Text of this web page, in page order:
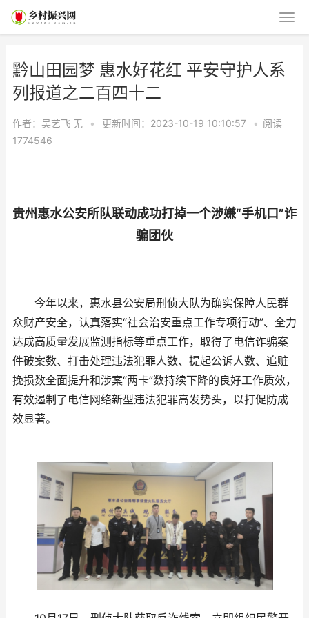
​​​​​​​黔山田园梦 惠水好花红 平安守护人系
列报道之二百四十二
作者：吴艺飞 无 • 更新时间：2023-10-19 10:10:57 • 阅读
1774546
贵州惠水公安所队联动成功打掉一个涉嫌“手机口”诈
骗团伙
今年以来，惠水县公安局刑侦大队为确实保障人民群
众财产安全，认真落实“社会治安重点工作专项行动”、全力
达成高质量发展监测指标等重点工作，取得了电信诈骗案
件破案数、打击处理违法犯罪人数、提起公诉人数、追赃
挽损数全面提升和涉案“两卡”数持续下降的良好工作质效，
有效遏制了电信网络新型违法犯罪高发势头，以打促防成
效显著。